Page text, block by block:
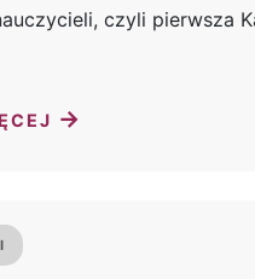
czyli pierwsza
→